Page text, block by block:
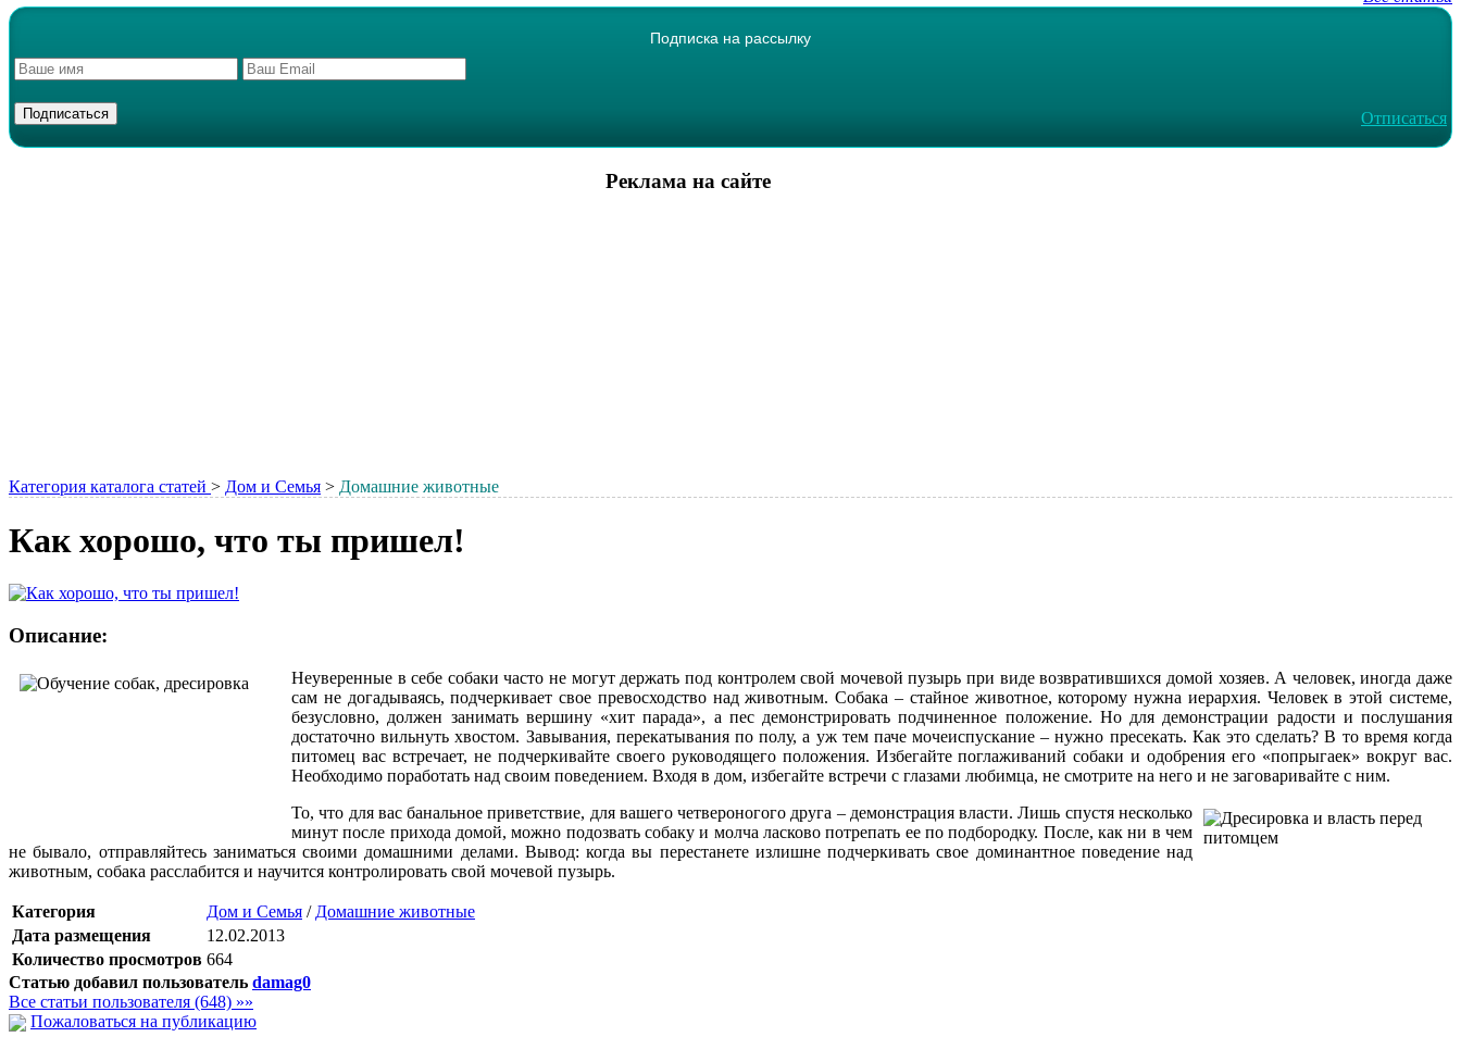
Подписка на рассылку
Отписаться
Реклама на сайте
Категория каталога статей > Дом и Семья > Домашние животные
Как хорошо, что ты пришел!
Описание:
Неуверенные в себе собаки часто не могут держать под контролем свой мочевой пузырь при виде возвратившихся домой хозяев. А человек, иногда даже
сам не догадываясь, подчеркивает свое превосходство над животным. Собака – стайное животное, которому нужна иерархия. Человек в этой системе,
безусловно, должен занимать вершину «хит парада», а пес демонстрировать подчиненное положение. Но для демонстрации радости и послушания
достаточно вильнуть хвостом. Завывания, перекатывания по полу, а уж тем паче мочеиспускание – нужно пресекать. Как это сделать? В то время когда
питомец вас встречает, не подчеркивайте своего руководящего положения. Избегайте поглаживаний собаки и одобрения его «попрыгаек» вокруг вас.
Необходимо поработать над своим поведением. Входя в дом, избегайте встречи с глазами любимца, не смотрите на него и не заговаривайте с ним.
То, что для вас банальное приветствие, для вашего четвероногого друга – демонстрация власти. Лишь спустя несколько
минут после прихода домой, можно подозвать собаку и молча ласково потрепать ее по подбородку. После, как ни в чем
не бывало, отправляйтесь заниматься своими домашними делами. Вывод: когда вы перестанете излишне подчеркивать свое доминантное поведение над
животным, собака расслабится и научится контролировать свой мочевой пузырь.
Категория Дом и Семья / Домашние животные
Дата размещения
12.02.2013
Количество просмотров 664
Статью добавил пользователь damag0
Все статьи пользователя (648) »»
Пожаловаться на публикацию